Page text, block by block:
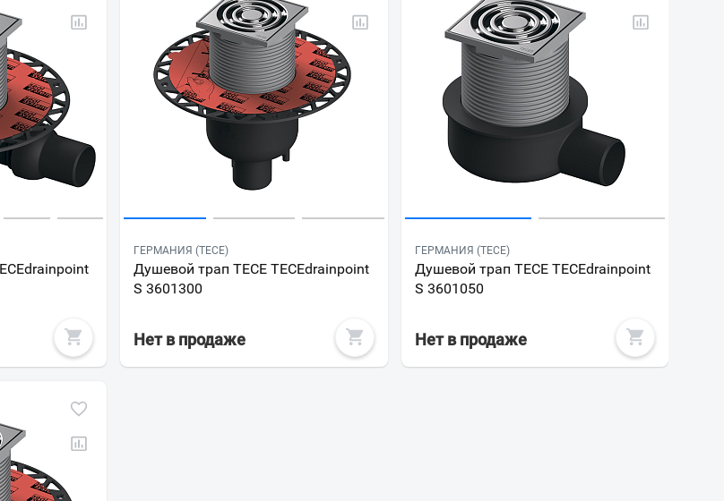
ГЕРМАНИЯ (TECE)
Душевой трап TECE TECEdrainpoint
S 3601300
Нет в продаже
ГЕРМАНИЯ (TECE)
Душевой трап TECE TECEdrainpoint
S 3601050
Нет в продаже